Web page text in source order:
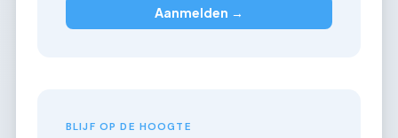
Aanmelden →
BLIJF OP DE HOOGTE